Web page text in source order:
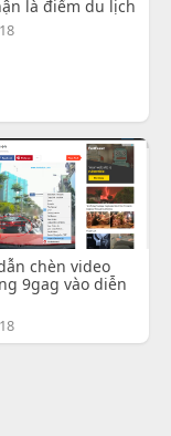
là điểm du lịch
chèn video
9gag vào diễn